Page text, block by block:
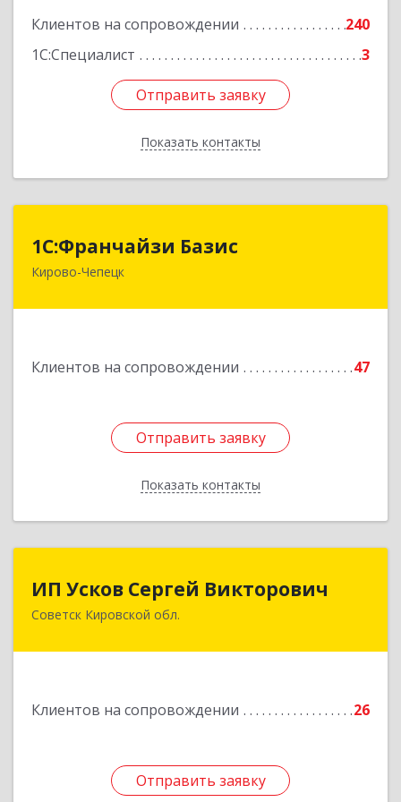
Клиентов на сопровождении
240
1С:Специалист
3
Отправить заявку
Показать контакты
Отправить заявку
Назад
1С:Франчайзи Базис
Кирово-Чепецк
Клиентов на сопровождении 47
Отправить заявку
Показать контакты
613044, Кировская обл, город Кирово-Чепецк
Подробнее
Отправить заявку
Назад
ИП Усков Сергей Викторович
Советск Кировской обл.
Клиентов на сопровождении 26
Отправить заявку
ИП Усков Сергей Викторович
613340, Кировская обл, Советск г, Дружбы ул,
Отправить заявку